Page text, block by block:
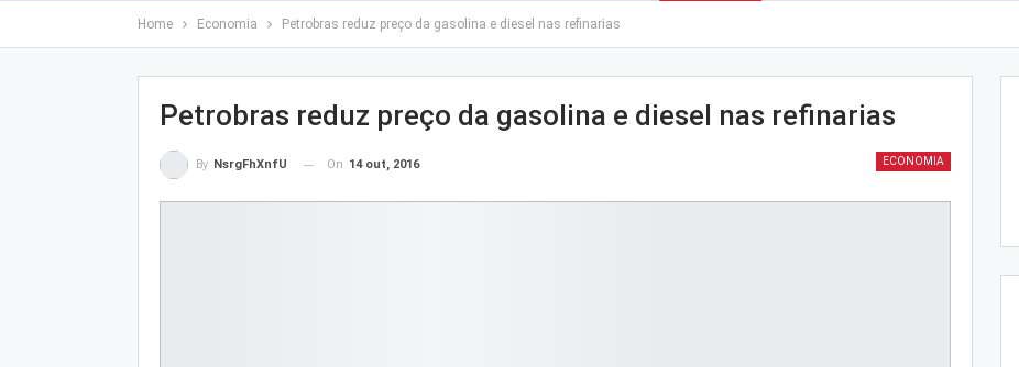
Home Economia Petrobras reduz preço da gasolina e diesel nas refinarias
Petrobras reduz preço da gasolina e diesel nas refinarias
ECONOMIA
By NsrgFhXnfU On 14 out, 2016